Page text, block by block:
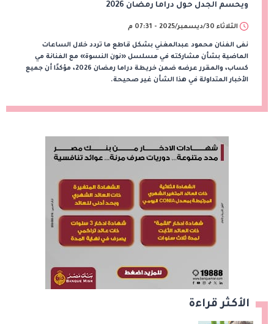
ويحسم الجدل حول دراما رمضان 2026
الثلاثاء 30/ديسمبر/2025 - 07:31 م
نفى الفنان محمود عبدالمغني بشكل قاطع ما تردد خلال الساعات
الماضية بشأن مشاركته في مسلسل «نون النسوة» مع الفنانة مي
كساب، والمقرر عرضه ضمن خريطة دراما رمضان 2026، مؤكدًا أن جميع
الأخبار المتداولة في هذا الشأن غير صحيحة.
الأكثر قراءة